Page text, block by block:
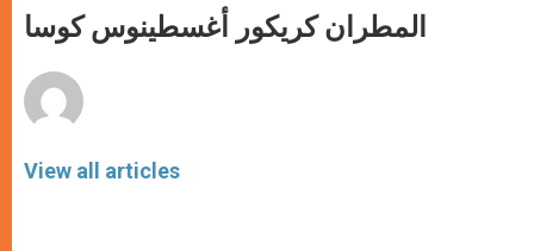
p
p e
o
k
المطران كريكور أغسطينوس كوسا
View all articles